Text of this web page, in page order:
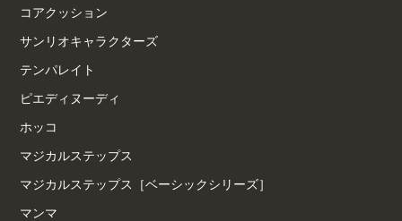
コアクッション
サンリオキャラクターズ
テンパレイト
ピエディヌーディ
ホッコ
マジカルステップス
マジカルステップス［ベーシックシリーズ］
マンマ